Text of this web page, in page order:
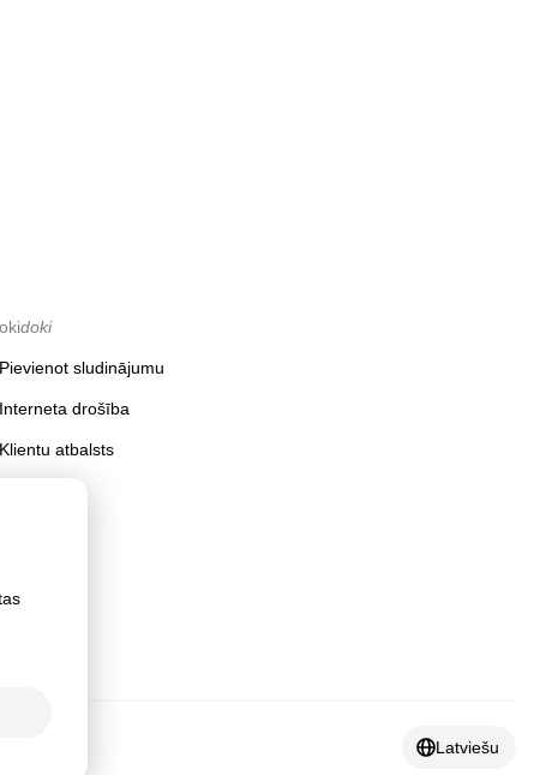
okidoki
Pievienot sludinājumu
Interneta drošība
Klientu atbalsts
Latviešu